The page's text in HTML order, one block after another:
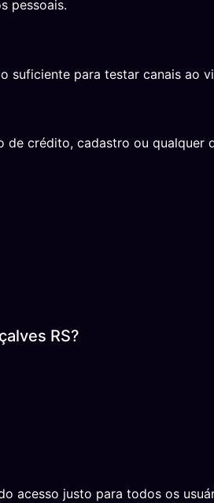
pessoais.
suficiente para testar canais ao
de crédito, cadastro ou qualquer
RS?
acesso justo para todos os